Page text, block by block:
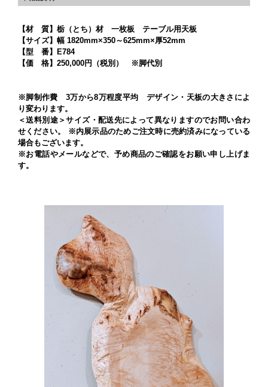
【材 質】栃（とち）材 一枚板 テーブル用天板
【サイズ】幅 1820mm×350～625mm×厚52mm
【型 番】E784
【価 格】250,000円（税別） ※脚代別
※脚制作費 3万から8万程度平均 デザイン・天板の大きさによ
り変わります。
＜送料別途＞サイズ・配送先によって異なりますのでお問い合わ
せください。 ※内展示品のためご注文時に売約済みになっている
場合もございます。
※お電話やメールなどで、予め商品のご確認をお願い申し上げま
す。